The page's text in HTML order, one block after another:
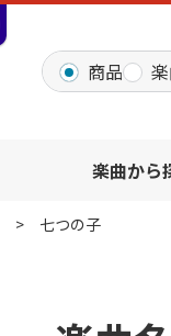
商品
楽曲から
七つの子